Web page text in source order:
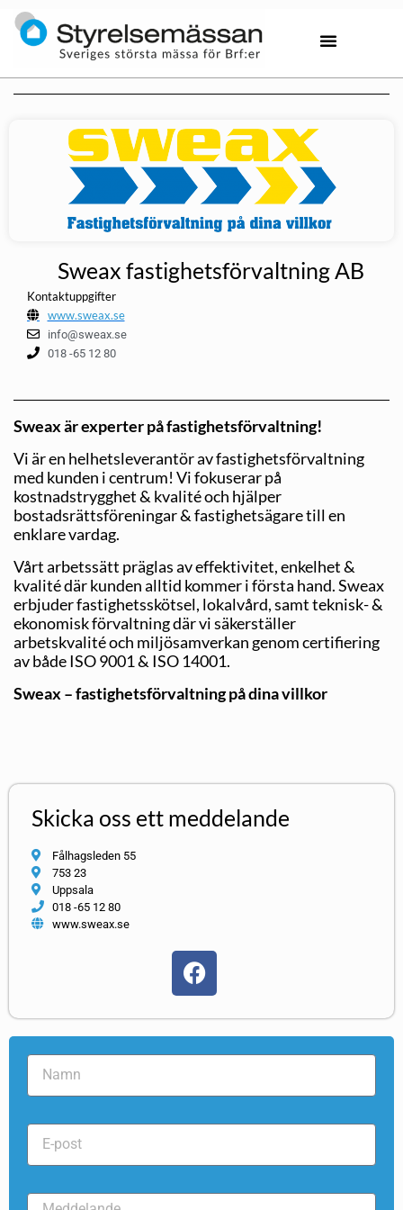
Sweax fastighetsförvaltning AB
Kontaktuppgifter
www.sweax.se
info@sweax.se
018 -65 12 80
Sweax är experter på fastighetsförvaltning!
Vi är en helhetsleverantör av fastighetsförvaltning
med kunden i centrum! Vi fokuserar på
kostnadstrygghet & kvalité och hjälper
bostadsrättsföreningar & fastighetsägare till en
enklare vardag.
Vårt arbetssätt präglas av effektivitet, enkelhet &
kvalité där kunden alltid kommer i första hand. Sweax
erbjuder fastighetsskötsel, lokalvård, samt teknisk- &
ekonomisk förvaltning där vi säkerställer
arbetskvalité och miljösamverkan genom certifiering
av både ISO 9001 & ISO 14001.
Sweax – fastighetsförvaltning på dina villkor
Skicka oss ett meddelande
Fålhagsleden 55
753 23
Uppsala
018 -65 12 80
www.sweax.se